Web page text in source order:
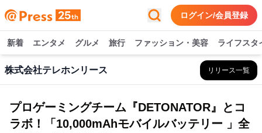
ログイン/会員登録
新着 エンタメ グルメ 旅行 ファッション・美容 ライフスタ
株式会社テレホンリース リリース一覧
プロゲーミングチーム『DETONATOR』とコ
ラボ！「10,000mAhモバイルバッテリー 」全